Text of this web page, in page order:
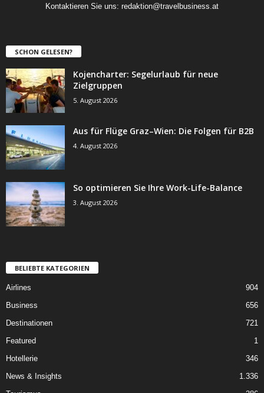
Kontaktieren Sie uns: redaktion@travelbusiness.at
SCHON GELESEN?
Kojencharter: Segelurlaub für neue
Zielgruppen
5. August 2026
Aus für Flüge Graz–Wien: Die Folgen für B2B
4. August 2026
So optimieren Sie Ihre Work-Life-Balance
3. August 2026
BELIEBTE KATEGORIEN
Airlines
904
Business
656
Destinationen
721
Featured
1
Hotellerie
346
News & Insights
1.336